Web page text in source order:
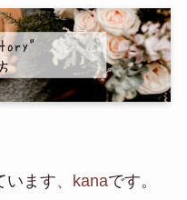
います、 kanaです。